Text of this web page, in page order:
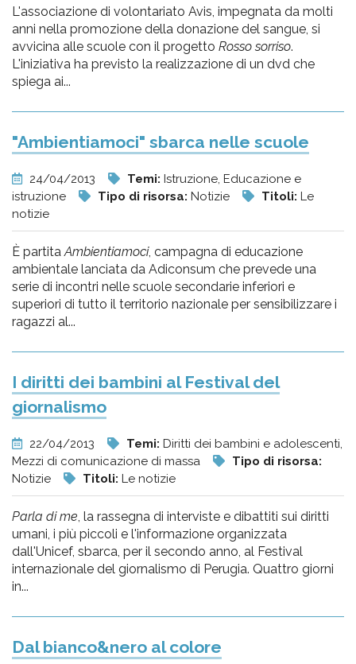
L'associazione di volontariato Avis, impegnata da molti
anni nella promozione della donazione del sangue, si
avvicina alle scuole con il progetto Rosso sorriso.
L'iniziativa ha previsto la realizzazione di un dvd che
spiega ai...
"Ambientiamoci" sbarca nelle scuole
24/04/2013 Temi: Istruzione, Educazione e
istruzione
Tipo di risorsa: Notizie Titoli: Le
notizie
È partitaAmbientiamoci, campagna di educazione
ambientale lanciata da Adiconsum che prevede una
serie di incontri nelle scuole secondarie inferiori e
superiori di tutto il territorio nazionale per sensibilizzare i
ragazzi al...
I diritti dei bambini al Festival del
giornalismo
22/04/2013 Temi: Diritti dei bambini e adolescenti,
Mezzi di comunicazione di massa
Tipo di risorsa:
Notizie
Titoli: Le notizie
Parla di me, la rassegna di interviste e dibattiti sui diritti
umani, i più piccoli e l'informazione organizzata
dall'Unicef, sbarca, per il secondo anno, al Festival
internazionale del giornalismo di Perugia. Quattro giorni
in...
Dal bianco&nero al colore